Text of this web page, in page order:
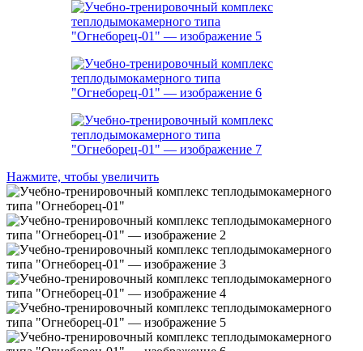
Нажмите, чтобы увеличить